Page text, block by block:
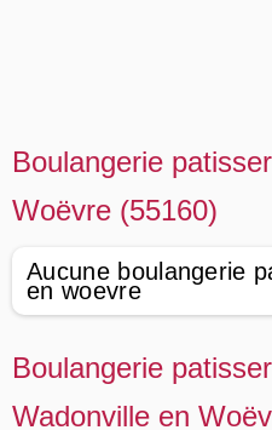
Boulangerie
Woëvre (55160)
Aucune boulangerie
en woevre
Boulangerie
Wadonville en